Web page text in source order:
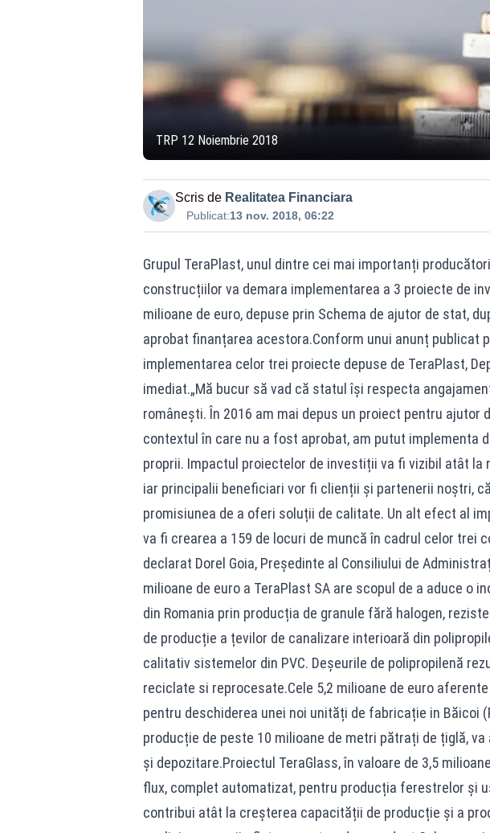
TRP 12 Noiembrie 2018
Scris de Realitatea Financiara
Publicat:13 nov. 2018, 06:22
Grupul TeraPlast, unul dintre cei mai importanți
construcțiilor va demara implementarea a 3 proiecte de
milioane de euro, depuse prin Schema de ajutor de stat,
aprobat finanțarea acestora.Conform unui anunț publicat
implementarea celor trei proiecte depuse de TeraPlast,
imediat.„Mă bucur să vad că statul își respecta
românești. În 2016 am mai depus un proiect pentru ajutor
contextul în care nu a fost aprobat, am putut implementa
proprii. Impactul proiectelor de investiții va fi vizibil atât la
iar principalii beneficiari vor fi clienții și partenerii noștri,
promisiunea de a oferi soluții de calitate. Un alt efect al
va fi crearea a 159 de locuri de muncă în cadrul celor trei
declarat Dorel Goia, Președinte al Consiliului de
milioane de euro a TeraPlast SA are scopul de a aduce o
din Romania prin producția de granule fără halogen,
de producție a țevilor de canalizare interioară din
calitativ sistemelor din PVC. Deșeurile de polipropilenă
reciclate si reprocesate.Cele 5,2 milioane de euro
pentru deschiderea unei noi unități de fabricație in Băicoi
producție de peste 10 milioane de metri pătrați de țiglă,
și depozitare.Proiectul TeraGlass, în valoare de 3,5
flux, complet automatizat, pentru producția ferestrelor și
contribui atât la creșterea capacității de producție și a